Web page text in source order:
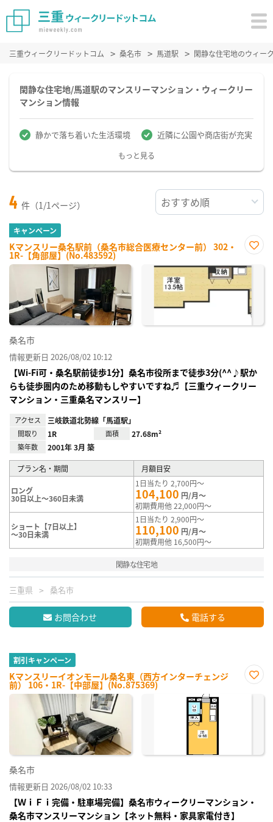
三重ウィークリードットコム 桑名市 馬道駅 閑静な住宅地のウィー
閑静な住宅地/馬道駅のマンスリーマンション・ウィークリー
マンション情報
静かで落ち着いた生活環境 近隣に公園や商店街が充実
もっと見る
4 件（1/1ページ）
キャンペーン
Kマンスリー桑名駅前（桑名市総合医療センター前） 302・
1R-【角部屋】(No.483592)
に入
り登
桑名市
情報更新日 2026/08/02 10:12
【Wi-Fi可・桑名駅前徒歩1分】桑名市役所まで徒歩3分(^^♪駅か
らも徒歩圏内のため移動もしやすいですね♬【三重ウィークリー
マンション・三重桑名マンスリー】
アクセス 三岐鉄道北勢線「馬道駅」
間取り 1R 面積 27.68m²
築年数 2001年 3月 築
プラン名・期間 月額目安
ロング
30日以上～360日未満
1日当たり 2,700円～
104,100 円/月～
初期費用他 22,000円～
ショート【7日以上】
～30日未満
1日当たり 2,900円～
110,100 円/月～
初期費用他 16,500円～
閑静な住宅地
三重県 桑名市
お問合わせ 電話する
割引キャンペーン
Kマンスリーイオンモール桑名東（西方インターチェンジ
前） 106・1R-【中部屋】(No.875369)
に入
桑名市
情報更新日 2026/08/02 10:33
【ＷｉＦｉ完備・駐車場完備】桑名市ウィークリーマンション・
桑名市マンスリーマンション【ネット無料・家具家電付き】